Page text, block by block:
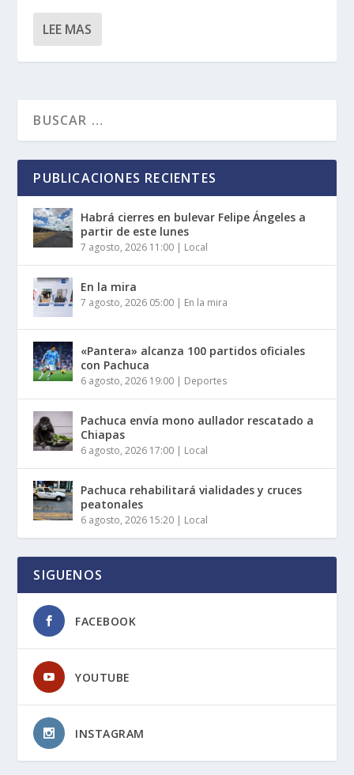
LEE MAS
PUBLICACIONES RECIENTES
Habrá cierres en bulevar Felipe Ángeles a
partir de este lunes
7 agosto, 2026 11:00 | Local
En la mira
7 agosto, 2026 05:00 | En la mira
«Pantera» alcanza 100 partidos oficiales
con Pachuca
6 agosto, 2026 19:00 | Deportes
Pachuca envía mono aullador rescatado a
Chiapas
6 agosto, 2026 17:00 | Local
Pachuca rehabilitará vialidades y cruces
peatonales
6 agosto, 2026 15:20 | Local
SIGUENOS
FACEBOOK
YOUTUBE
INSTAGRAM